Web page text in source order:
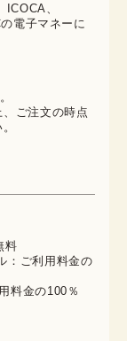
、
電子マネーに
ご注文の時点
料
：ご利用料金の
料金の100％